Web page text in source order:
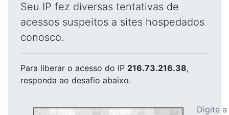
Seu IP fez diversas tentativas de
acessos suspeitos a sites hospedados
conosco.
Para liberar o acesso do IP 216.73.216.38,
responda ao desafio abaixo.
Digite